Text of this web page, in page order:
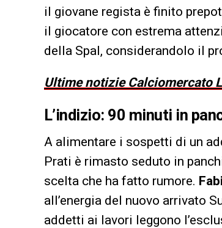
il giovane regista è finito
il giocatore con estrema
della Spal, considerandolo il
Ultime notizie Calciomercato
L’indizio: 90 minuti in
A alimentare i sospetti di un
Prati è rimasto seduto in
scelta che ha fatto rumore.
all’energia del nuovo arrivato
addetti ai lavori leggono